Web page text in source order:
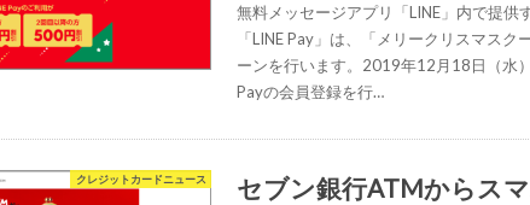
無料メッセージアプリ「LINE」内で提供
「LINE Pay」は、「メリークリスマス
ーンを行います。2019年12月18日（水
Payの会員登録を行…
クレジットカードニュース
セブン銀行ATMからス